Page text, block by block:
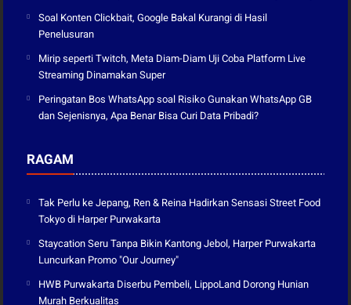
Soal Konten Clickbait, Google Bakal Kurangi di Hasil
Penelusuran
Mirip seperti Twitch, Meta Diam-Diam Uji Coba Platform Live
Streaming Dinamakan Super
Peringatan Bos WhatsApp soal Risiko Gunakan WhatsApp GB
dan Sejenisnya, Apa Benar Bisa Curi Data Pribadi?
RAGAM
Tak Perlu ke Jepang, Ren & Reina Hadirkan Sensasi Street Food
Tokyo di Harper Purwakarta
Staycation Seru Tanpa Bikin Kantong Jebol, Harper Purwakarta
Luncurkan Promo "Our Journey"
HWB Purwakarta Diserbu Pembeli, LippoLand Dorong Hunian
Murah Berkualitas